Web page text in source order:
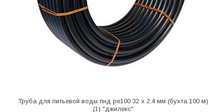
Труба для питьевой воды пнд pe100 32 х 2,4 мм (бухта 100 м)
(1) "джилекс"